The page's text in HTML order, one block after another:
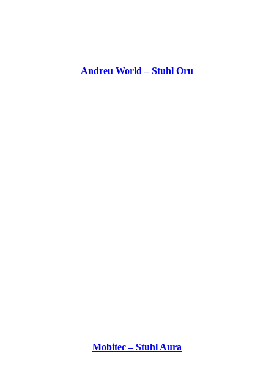
Andreu World – Stuhl Oru
Mobitec – Stuhl Aura